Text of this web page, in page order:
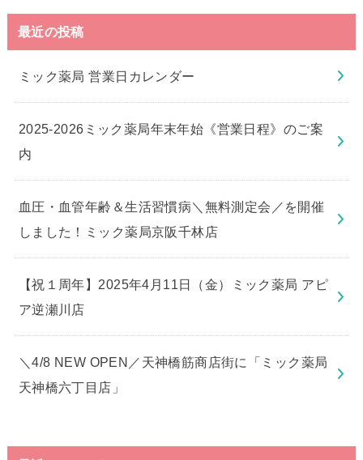
最近の投稿
ミック薬局 営業日カレンダー
2025-2026ミック薬局年末年始《営業日程》のご案
内
血圧・血管年齢＆生活習慣病＼無料測定会／を開催
しました！ミック薬局京阪千林店
【祝１周年】2025年4月11日（金）ミック薬局 アピ
ア逆瀬川店
＼4/8 NEW OPEN／天神橋筋商店街に「ミック薬局
天神橋六丁目店」